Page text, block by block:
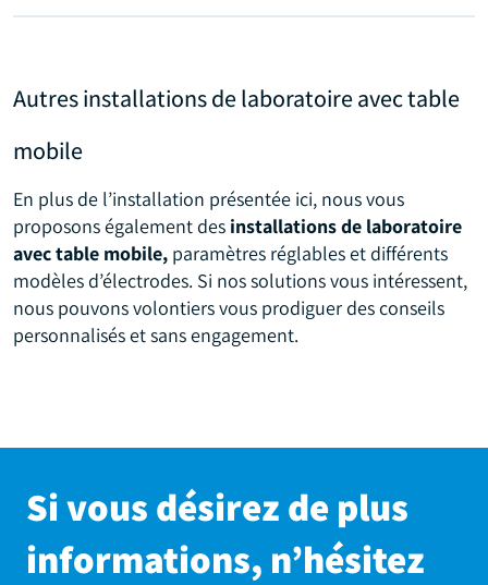
Autres installations de laboratoire avec table
mobile
En plus de l’installation présentée ici, nous vous
proposons également des installations de laboratoire
avec table mobile, paramètres réglables et différents
modèles d’électrodes. Si nos solutions vous intéressent,
nous pouvons volontiers vous prodiguer des conseils
personnalisés et sans engagement.
Si vous désirez de plus
informations, n’hésitez